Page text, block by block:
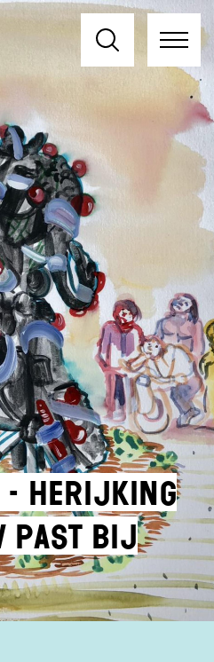
- Herijking
past bij